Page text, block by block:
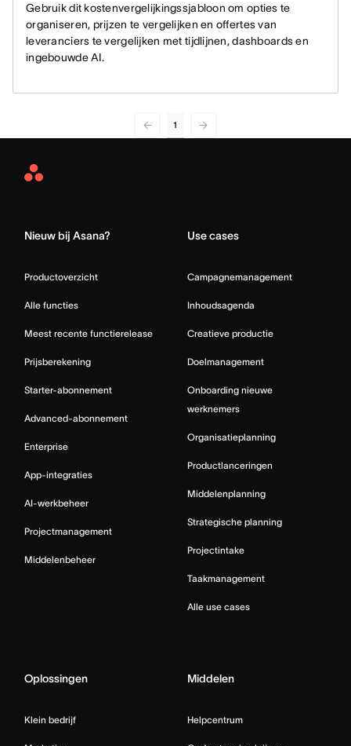
Gebruik dit kostenvergelijkingssjabloon om opties te
organiseren, prijzen te vergelijken en offertes van
leveranciers te vergelijken met tijdlijnen, dashboards en
ingebouwde AI.
1
Asana
Nieuw bij Asana?
Productoverzicht
Alle functies
Meest recente functierelease
Prijsberekening
Starter-abonnement
Advanced-abonnement
Enterprise
App-integraties
AI-werkbeheer
Projectmanagement
Middelenbeheer
Use cases
Campagnemanagement
Inhoudsagenda
Creatieve productie
Doelmanagement
Onboarding nieuwe
werknemers
Organisatieplanning
Productlanceringen
Middelenplanning
Strategische planning
Projectintake
Taakmanagement
Alle use cases
Oplossingen
Klein bedrijf
Middelen
Helpcentrum